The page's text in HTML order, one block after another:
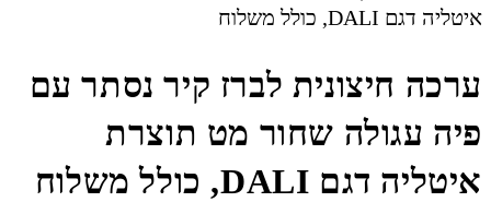
איטליה דגם DALI, כולל משלוח
ערכה חיצונית לברז קיר נסתר עם
פיה עגולה שחור מט תוצרת
איטליה דגם DALI, כולל משלוח